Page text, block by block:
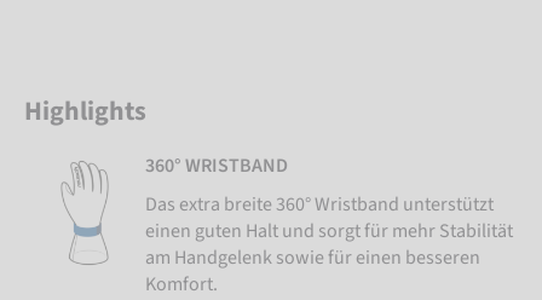
Highlights
360° WRISTBAND
Das extra breite 360° Wristband unterstützt
einen guten Halt und sorgt für mehr Stabilität
am Handgelenk sowie für einen besseren
Komfort.